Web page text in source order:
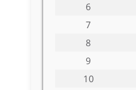
6
7
8
9
10